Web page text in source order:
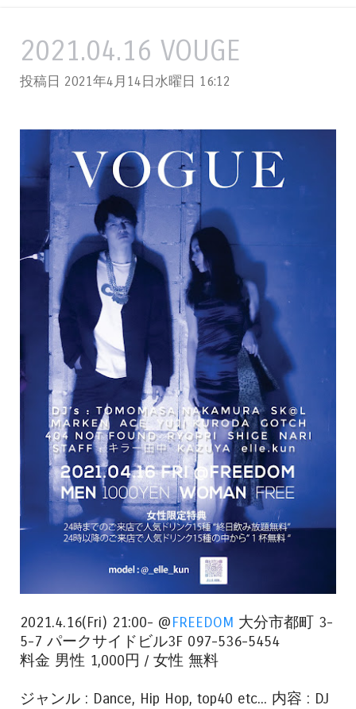
2021.04.16 VOUGE
投稿日 2021年4月14日水曜日 16:12
2021.4.16(Fri) 21:00- @FREEDOM 大分市都町 3-
5-7 パークサイドビル3F 097-536-5454
料金 男性 1,000円 / 女性 無料
ジャンル : Dance, Hip Hop, top40 etc... 内容 : DJ